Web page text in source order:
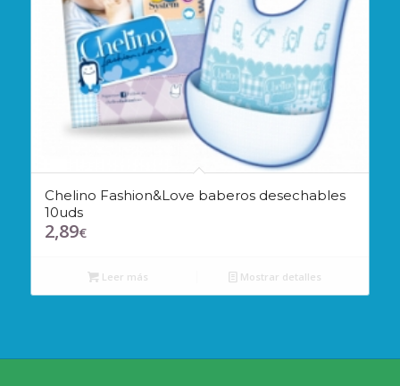
Chelino Fashion&Love baberos desechables
10uds
2,89€
Leer más Mostrar detalles